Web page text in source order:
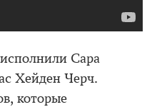
Сара
Хейден Черч.
которые